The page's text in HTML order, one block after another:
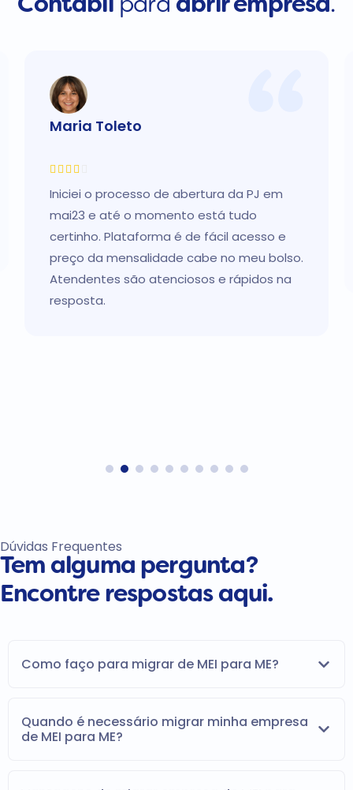
Contábilpara abrir empresa.
Maria Toleto
Iniciei o processo de abertura da PJ em
mai23 e até o momento está tudo
certinho. Plataforma é de fácil acesso e
preço da mensalidade cabe no meu bolso.
Atendentes são atenciosos e rápidos na
resposta.
Dúvidas Frequentes
Tem alguma pergunta?
Encontre respostas aqui.
Como faço para migrar de MEI para ME?
Quando é necessário migrar minha empresa
de MEI para ME?